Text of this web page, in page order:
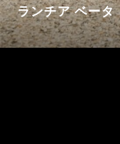
ランチア ベー